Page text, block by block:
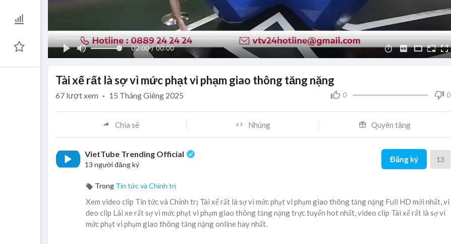
00:00 / 00:00
Tài xế rất là sợ vì mức phạt vi phạm giao thông tăng nặng
0 0
67 lượt xem · 15 Tháng Giêng 2025
Chia sẻ Nhúng Quyên tặng
VietTube Trending Official
13 người đăng ký
Đăng ký 13
Trong Tin tức và Chính trị
Xem video clip Tin tức và Chính trị Tài xế rất là sợ vì mức phạt vi phạm giao thông tăng nặng Full HD mới nhất, vi
deo clip Lái xe rất sợ vì mức phạt vi phạm giao thông tăng nặng trực tuyến hot nhất, video clip Tài xế rất là sợ vì
mức phạt vi phạm giao thông tăng nặng online hay nhất.